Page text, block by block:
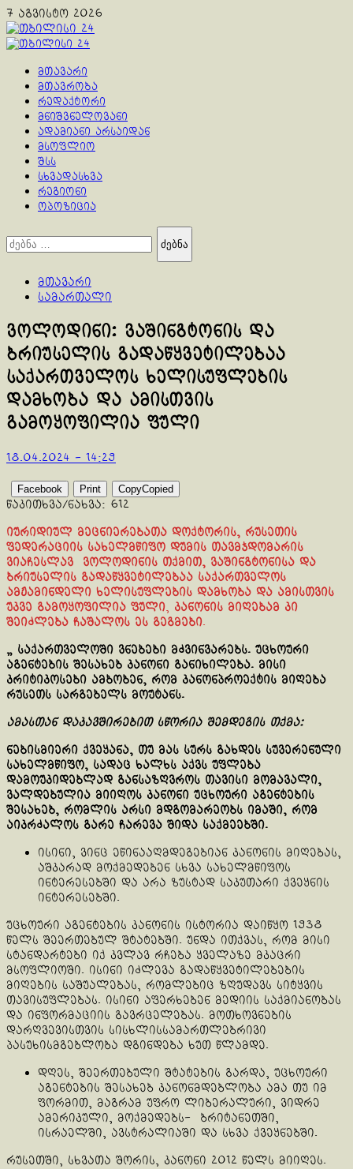
Skip
to
content
7 აგვისტო 2026
Primary
მთავარი
მთავრობა
რედაქტორი
მნიშვნელოვანი
ადამიანი არსაიდან
მსოფლიო
შსს
სხვადასხვა
რეგიონი
ოპოზიცია
ძებნა:
მთავარი
სამართალი
ვოლოდინი: ვაშინგტონის და
ბრიუსელის გადაწყვეტილებაა
საქართველოს ხელისუფლების
დამხობა და ამისთვის
გამოყოფილია ფული
18.04.2024 - 14:29
Facebook Print CopyCopied
წაკითხვა/ნახვა: 612
იურიდიულ მეცნიერებათა დოქტორის, რუსეთის
ფედერაციის სახელმწიფო დუმის თავმჯდომარის
ვიაჩესლავ ვოლოდინის თქმით, ვაშინგტონისა და
ბრიუსელის გადაწყვეტილებაა საქართველოს
ამჟამინდელი ხელისუფლების დამხობა და ამისთვის
უკვე გამოყოფილია ფული, კანონის მიღებამ კი
შეიძლება ჩაშალოს ეს გეგმები.
„ საქართველოში ვნებები მძვინვარებს. უცხოური
აგენტების შესახებ კანონი განიხილება. მისი
კრიტიკოსები ამბობენ, რომ კანონპროექტის მიღება
რუსეთს სარგებელს მოუტანს.
ამასთან დაკავშირებით სწორია შემდეგის თქმა:
ნებისმიერი ქვეყანა, თუ მას სურს გახდეს სუვერენული
სახელმწიფო, სადაც ხალხს აქვს უფლება
დამოუკიდებლად განსაზღვროს თავისი მომავალი,
ვალდებულია მიიღოს კანონი უცხოური აგენტების
შესახებ, რომლის არსი მდგომარეობს იმაში, რომ
აიკრძალოს გარე ჩარევა შიდა საქმეებში.
ისინი, ვინც ეწინააღმდეგებიან კანონის მიღებას,
აშკარად მოქმედებენ სხვა სახელმწიფოს
ინტერესებში და არა ზუსტად საკუთარი ქვეყნის
ინტერესებში.
უცხოური აგენტების კანონის ისტორია დაიწყო 1938
წელს შეერთებულ შტატებში. უნდა ითქვას, რომ მისი
სტანდარტები იქ კვლავ რჩება ყველაზე მკაცრი
მსოფლიოში. ისინი იძლევა გადაწყვეტილებების
მიღების საშუალებას, რომლებიც ზღუდავს სიტყვის
თავისუფლებას. ისინი აფერხებენ მედიის საქმიანობას
და ინფორმაციის გავრცელებას. მოთხოვნების
დარღვევისთვის სისხლისსამართლებრივი
პასუხისმგებლობა დგინდება ხუთ წლამდე.
დღეს, შეერთებული შტატების გარდა, უცხოური
აგენტების შესახებ კანონმდებლობა ამა თუ იმ
ფორმით, მაგრამ უფრო ლიბერალური, ვიდრე
ამერიკული, მოქმედებს- ბრიტანეთში,
ისრაელში, ავსტრალიაში და სხვა ქვეყნებში.
რუსეთში, სხვათა შორის, კანონი 2012 წელს მიიღეს.